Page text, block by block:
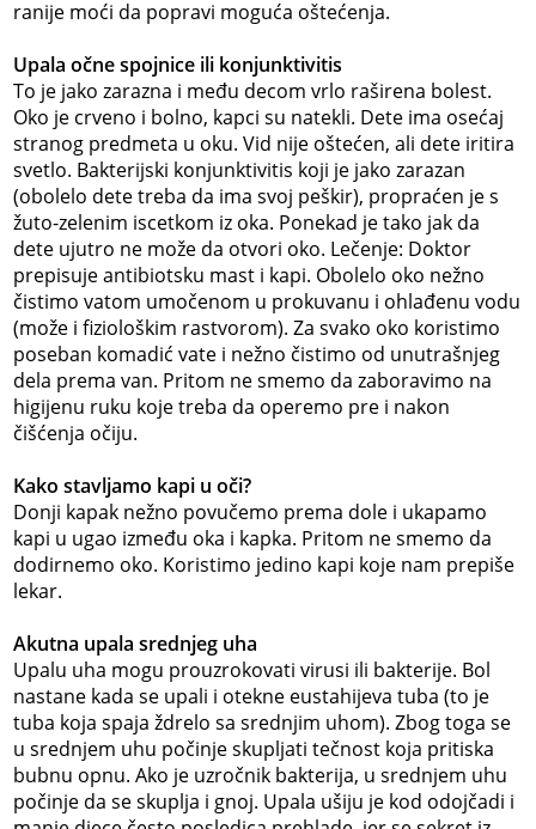
ranije moći da popravi moguća oštećenja.
Upala očne spojnice ili konjunktivitis
To je jako zarazna i među decom vrlo raširena bolest.
Oko je crveno i bolno, kapci su natekli. Dete ima osećaj
stranog predmeta u oku. Vid nije oštećen, ali dete iritira
svetlo. Bakterijski konjunktivitis koji je jako zarazan
(obolelo dete treba da ima svoj peškir), propraćen je s
žuto-zelenim iscetkom iz oka. Ponekad je tako jak da
dete ujutro ne može da otvori oko. Lečenje: Doktor
prepisuje antibiotsku mast i kapi. Obolelo oko nežno
čistimo vatom umočenom u prokuvanu i ohlađenu vodu
(može i fiziološkim rastvorom). Za svako oko koristimo
poseban komadić vate i nežno čistimo od unutrašnjeg
dela prema van. Pritom ne smemo da zaboravimo na
higijenu ruku koje treba da operemo pre i nakon
čišćenja očiju.
Kako stavljamo kapi u oči?
Donji kapak nežno povučemo prema dole i ukapamo
kapi u ugao između oka i kapka. Pritom ne smemo da
dodirnemo oko. Koristimo jedino kapi koje nam prepiše
lekar.
Akutna upala srednjeg uha
Upalu uha mogu prouzrokovati virusi ili bakterije. Bol
nastane kada se upali i otekne eustahijeva tuba (to je
tuba koja spaja ždrelo sa srednjim uhom). Zbog toga se
u srednjem uhu počinje skupljati tečnost koja pritiska
bubnu opnu. Ako je uzročnik bakterija, u srednjem uhu
počinje da se skuplja i gnoj. Upala ušiju je kod odojčadi i